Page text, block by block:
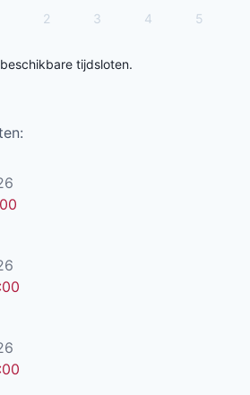
2 3 4 5
tijdsloten.